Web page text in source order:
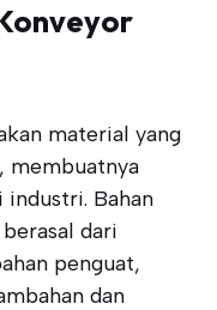
material yang
membuatnya
Bahan
dari
penguat,
dan